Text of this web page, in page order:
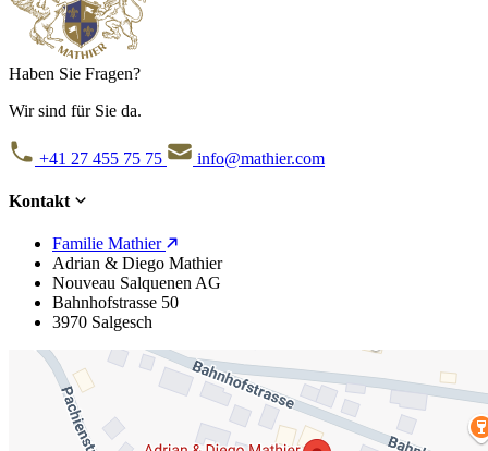
Haben Sie Fragen?
Wir sind für Sie da.
+41 27 455 75 75 info@mathier.com
Kontakt
Familie Mathier
Adrian & Diego Mathier
Nouveau Salquenen AG
Bahnhofstrasse 50
3970 Salgesch